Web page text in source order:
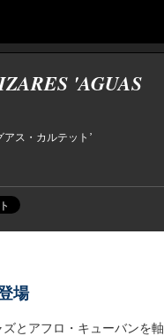
'AGUAS
ス・カルテット’
場
とアフロ・キューバンを軸